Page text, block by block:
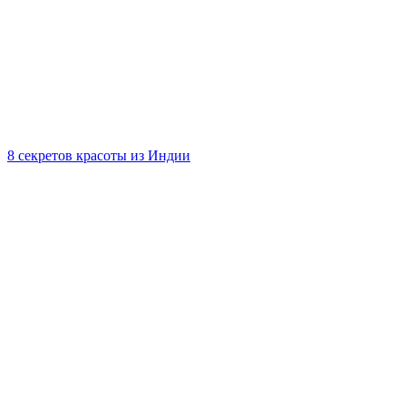
8 секретов красоты из Индии